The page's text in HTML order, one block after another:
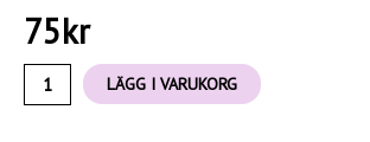
75kr
LÄGG I VARUKORG